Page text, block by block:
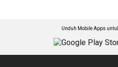
Unduh Mobile Apps